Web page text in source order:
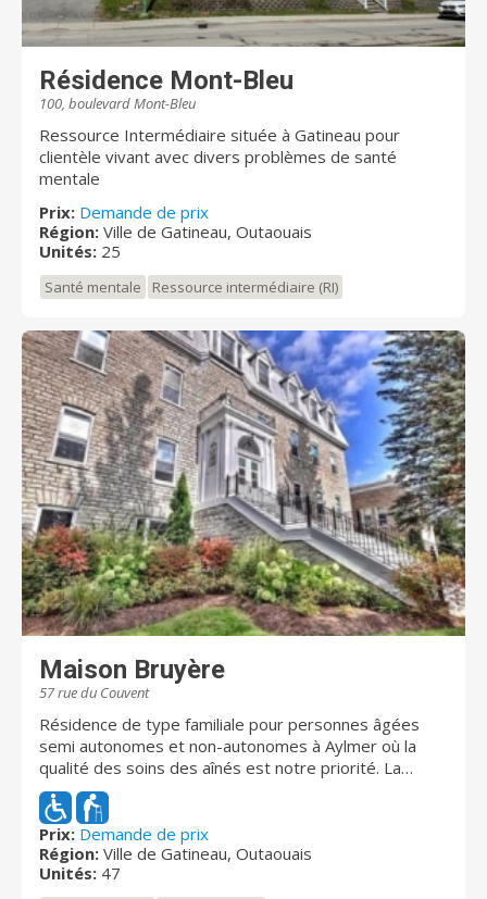
Résidence Mont-Bleu
100, boulevard Mont-Bleu
Ressource Intermédiaire située à Gatineau pour
clientèle vivant avec divers problèmes de santé
mentale
Prix: Demande de prix
Région: Ville de Gatineau, Outaouais
Unités: 25
Santé mentale Ressource intermédiaire (RI)
Maison Bruyère
57 rue du Couvent
Résidence de type familiale pour personnes âgées
semi autonomes et non-autonomes à Aylmer où la
qualité des soins des aînés est notre priorité. La
Résidence Maison Bruyère offre une vaste gamme de
services; Unité surveillée, infirmière, répit, pharmacie,
activités, Unité Sentinelle. La résidence Maison
Bruyère, autrefois Couvent des sœurs, est un lieu
sacré et rempli d’histoire existant depuis plus de 150
Prix: Demande de prix
Région: Ville de Gatineau, Outaouais
Unités: 47